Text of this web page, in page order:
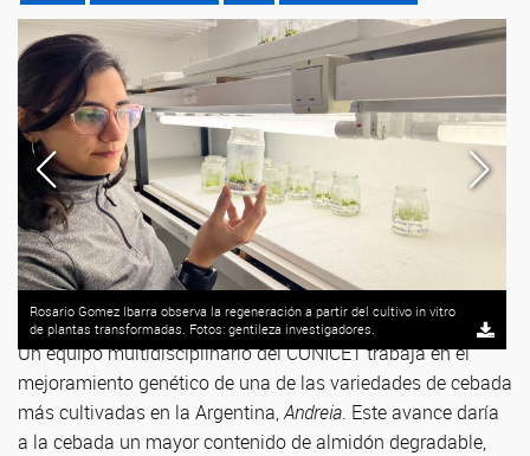
Rosario Gomez Ibarra observa la regeneración a partir del cultivo in vitro
de plantas transformadas. Fotos: gentileza investigadores.
Un equipo multidisciplinario del CONICET trabaja en el
mejoramiento genético de una de las variedades de cebada
más cultivadas en la Argentina,Andreia. Este avance daría
a la cebada un mayor contenido de almidón degradable,